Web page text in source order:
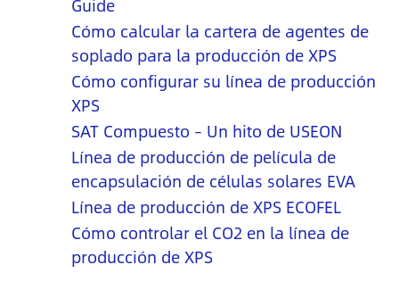
Guide
Cómo calcular la cartera de agentes de
soplado para la producción de XPS
Cómo configurar su línea de producción
XPS
SAT Compuesto – Un hito de USEON
Línea de producción de película de
encapsulación de células solares EVA
Línea de producción de XPS ECOFEL
Cómo controlar el CO2 en la línea de
producción de XPS